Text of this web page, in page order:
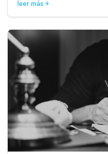
leer más +